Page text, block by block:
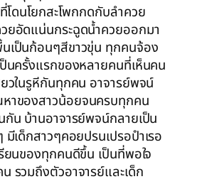
โดนโยกสะโพกกดกับลำควย
อัดแน่นกระฉูดน้ำควยออกมา
เป็นก้อนๆสีขาวขุ่น ทุกคนจ้อง
นครั้งแรกของหลายคนที่เห็นคน
วในรูหีกันทุกคน อาจารย์พจน์
ของสาวน้อยจนครบทุกคน
น บ้านอาจารย์พจน์กลายเป็น
เด็กสาวๆคอยปรนเปรอปำเรอ
ยนของทุกคนดีขึ้น เป็นที่พอใจ
รวมถึงตัวอาจารย์และเด็ก